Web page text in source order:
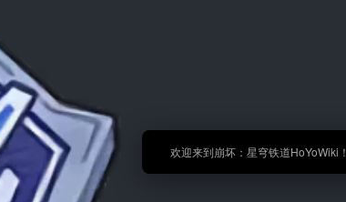
🎉 欢迎来到崩坏：星穹铁道HoYoWiki！